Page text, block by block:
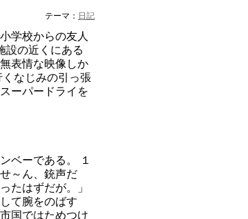
テーマ： 日記
学校からの友人
設の近くにある
表情な映像しか
なじみの引っ張
ーパードライを
ベーである。 １
～ん、銃声だ
たはずだが。」
て腕をのばす
国ではためつけ